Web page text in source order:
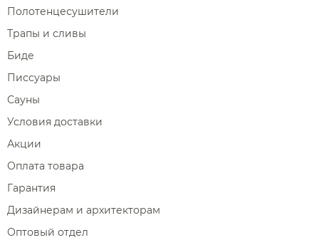
Полотенцесушители
Трапы и сливы
Биде
Писсуары
Сауны
Условия доставки
Акции
Оплата товара
Гарантия
Дизайнерам и архитекторам
Оптовый отдел